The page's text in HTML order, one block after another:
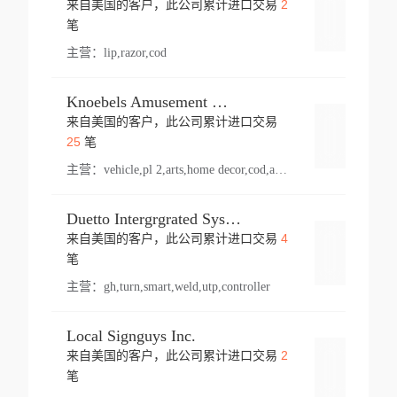
来自美国的客户，此公司累计进口交易 2
笔
主营： lip,razor,cod
Knoebels Amusement Resort
来自美国的客户，此公司累计进口交易
25笔
主营： vehicle,pl 2,arts,home decor,cod,amusement ride,sea
Duetto Intergrgrated Systems Inc.
来自美国的客户，此公司累计进口交易 4
笔
主营： gh,turn,smart,weld,utp,controller
Local Signguys Inc.
来自美国的客户，此公司累计进口交易 2
笔